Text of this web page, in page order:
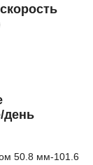
день
50.8 мм-101.6